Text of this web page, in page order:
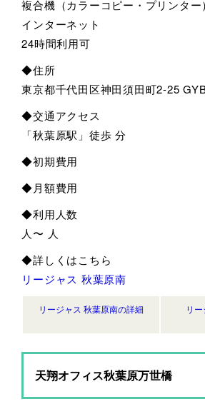
複合機（カラーコピー・プリンター）
インターネット
24時間利用可
◆住所
東京都千代田区神田須田町2-25
◆交通アクセス
「秋葉原駅」徒歩 分
◆初期費用
◆月額費用
◆利用人数
人〜 人
◆詳しくはこちら
リージャス 秋葉原南
リージャス 秋葉原南の詳細 リ
天翔オフィス秋葉原万世橋